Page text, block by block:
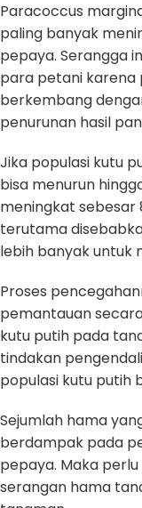
Paracoccus
paling banyak
pepaya. Serangga
para petani karena
berkembang
penurunan hasil
Jika populasi kutu
bisa menurun
meningkat sebesar
terutama
lebih banyak untuk
Proses
pemantauan
kutu putih pada
tindakan
populasi kutu putih
Sejumlah hama
berdampak pada
pepaya. Maka
serangan hama